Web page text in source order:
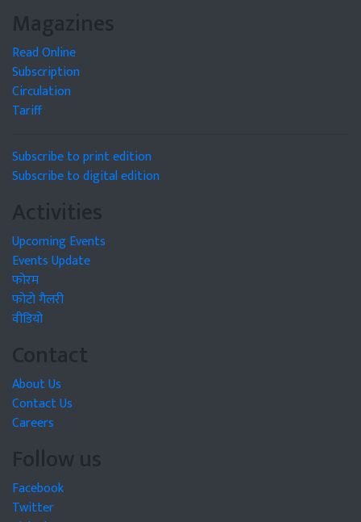
Magazines
Read Online
Subscription
Circulation
Tariff
Subscribe to print edition
Subscribe to digital edition
Activities
Upcoming Events
Events Update
फोरम
फोटो गैलरी
वीडियो
Contact
About Us
Contact Us
Careers
Follow us
Facebook
Twitter